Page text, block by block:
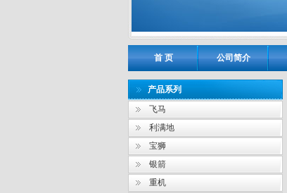
首 页 公司简介
产品系列
飞马
利满地
宝狮
银箭
重机